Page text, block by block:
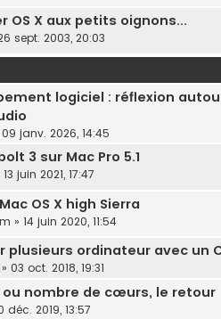
OS X aux petits oignons...
sept. 2003, 20:03
logiciel : réflexion
09 janv. 2026, 14:45
3 sur Mac Pro 5.1
13 juin 2021, 17:47
OS X high Sierra
» 14 juin 2020, 11:54
plusieurs ordinateur avec un
» 03 oct. 2018, 19:31
ou nombre de cœurs, le retour
déc. 2019, 13:57